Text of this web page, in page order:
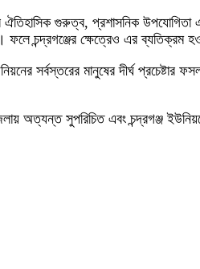
ঐতিহাসিক গুরুত্ব, প্রশাসনিক উপযোগিতা
ফলে চন্দ্রগঞ্জের ক্ষেত্রেও এর ব্যতিক্রম
সর্বস্তরের মানুষের দীর্ঘ প্রচেষ্টার
অত্যন্ত সুপরিচিত এবং চন্দ্রগঞ্জ